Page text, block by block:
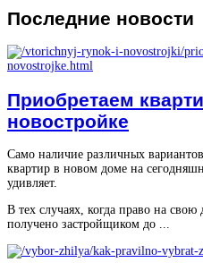
Последние новости
Приобретаем
новостройке
Само наличие различных
квартир в новом доме на
удивляет.
В тех случаях, когда право на свою
получено застройщиком до ...